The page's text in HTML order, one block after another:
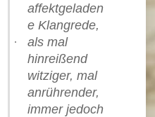
affektgeladen
e Klangrede,
als mal
hinreißend
witziger, mal
anrührender,
immer jedoch